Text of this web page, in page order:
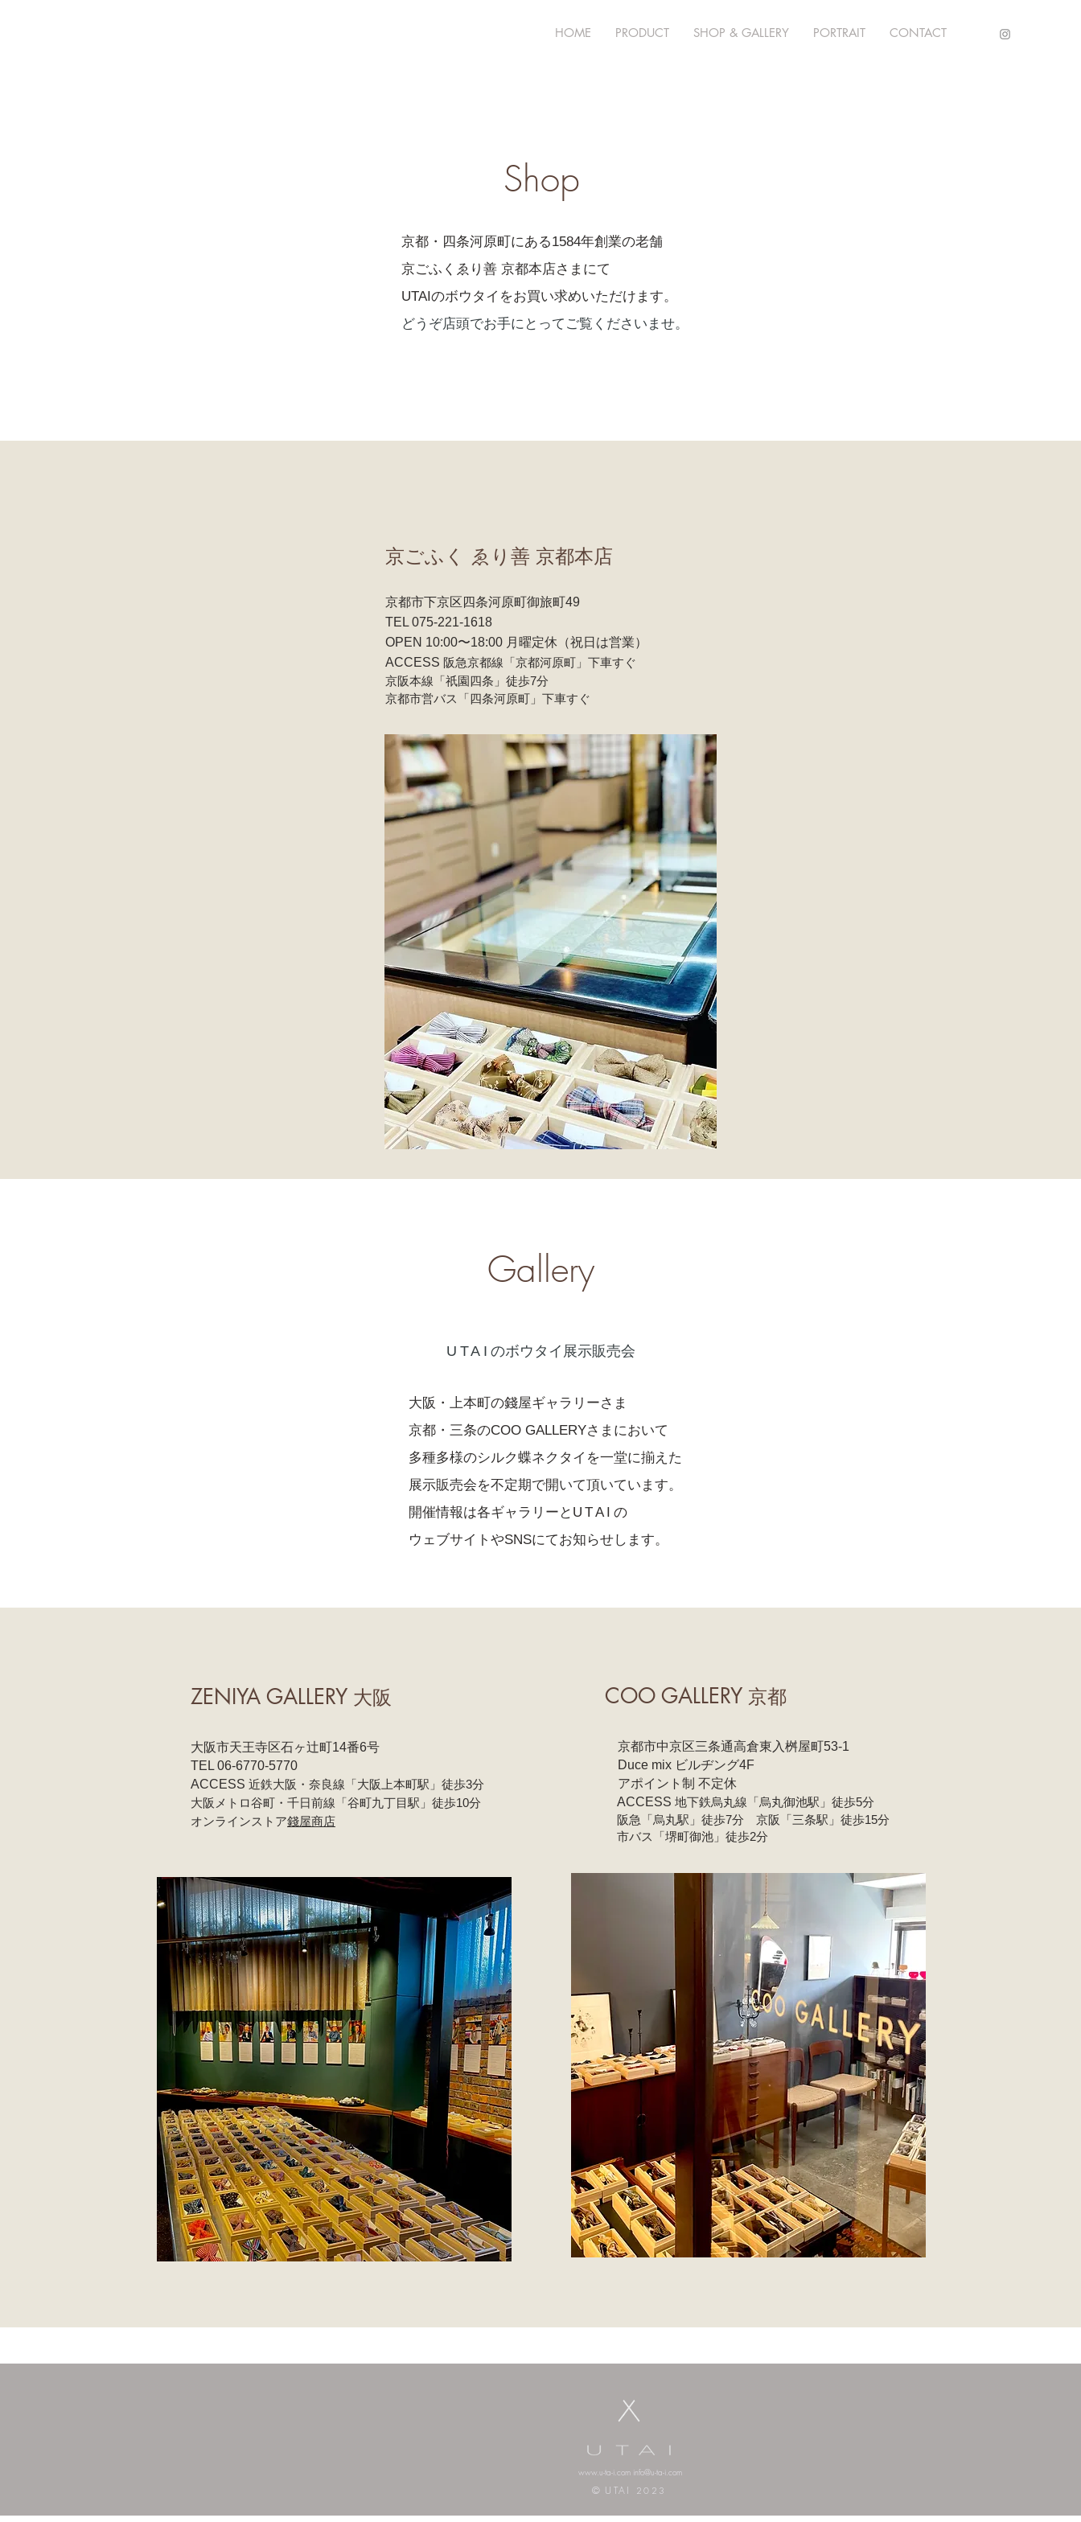
HOME PRODUCT SHOP & GALLERY PORTRAIT CONTACT
Shop
京都・四条河原町にある1584年創業の老舗
京ごふくゑり善 京都本店さまにて
UTAIのボウタイをお買い求めいただけます。
どうぞ店頭でお手にとってご覧くださいませ。
京ごふく ゑり善 京都本店
京都市下京区四条河原町御旅町49
TEL 075-221-1618
OPEN 10:00〜18:00 月曜定休（祝日は営業）
ACCESS 阪急京都線「京都河原町」下車すぐ
京阪本線「祇園四条」徒歩7分
京都市営バス「四条河原町」下車すぐ
Gallery
UTAI のボウタイ展示販売会
大阪・上本町の錢屋ギャラリーさま
京都・三条のCOO GALLERYさまにおいて
多種多様のシルク蝶ネクタイを一堂に揃えた
展示販売会を不定期で開いて頂いています。
開催情報は各ギャラリーと UTAI の
ウェブサイトやSNSにてお知らせします。
ZENIYA GALLERY 大阪
大阪市天王寺区石ヶ辻町14番6号
TEL 06-6770-5770
ACCESS 近鉄大阪・奈良線「大阪上本町駅」徒歩3分
大阪メトロ谷町・千日前線「谷町九丁目駅」徒歩10分
オンラインストア錢屋商店
COO GALLERY 京都
京都市中京区三条通高倉東入桝屋町53-1
Duce mix ビルヂング4F
アポイント制 不定休
ACCESS 地下鉄烏丸線「烏丸御池駅」徒歩5分
阪急「烏丸駅」徒歩7分 京阪「三条駅」徒歩15分
市バス「堺町御池」徒歩2分
www.u-ta-i.com​ info@u-ta-i.com
©︎ UTAI 2023